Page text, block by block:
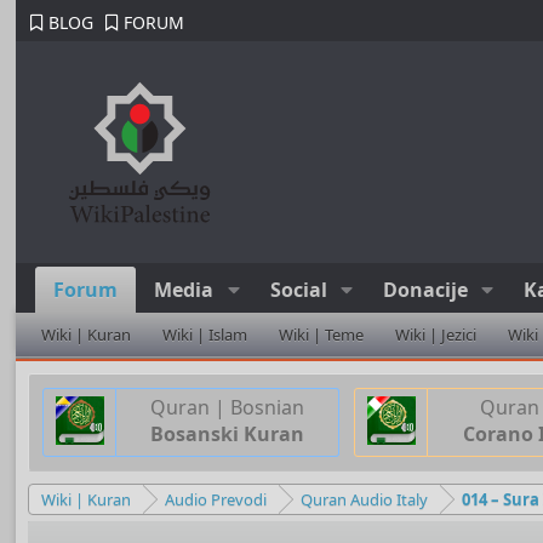
BLOG FORUM
Forum Media Social Donacije
Wiki | Kuran Wiki | Islam Wiki | Teme Wiki | Jezici Wiki
Quran | Bosnian
Bosanski Kuran
Corano
Wiki | Kuran Audio Prevodi Quran Audio Italy 014 –